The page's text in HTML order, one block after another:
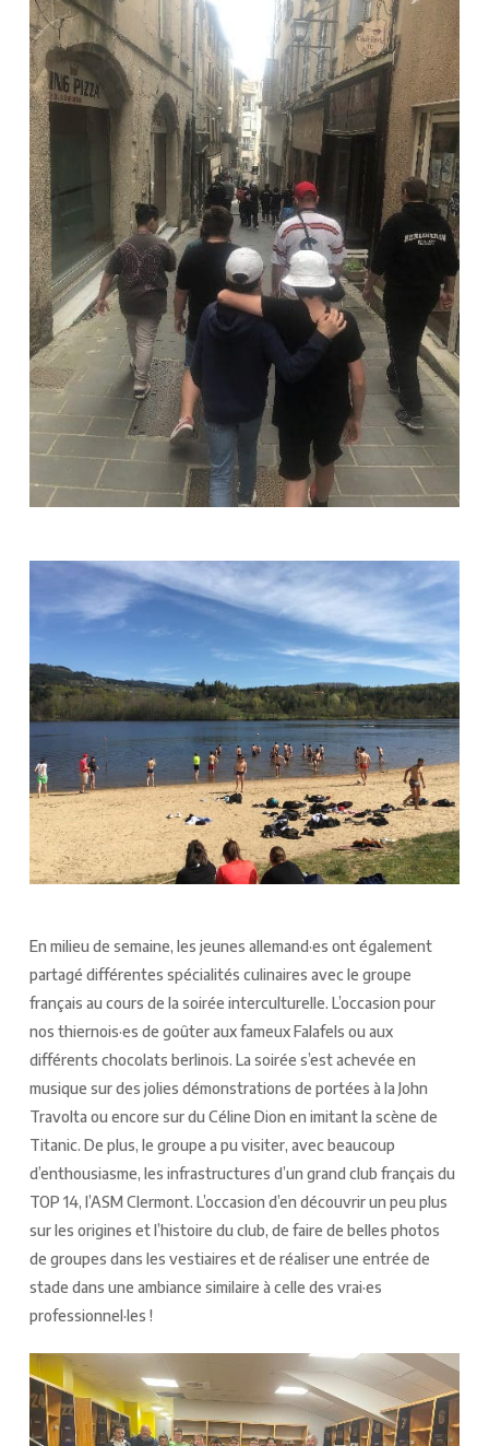
En milieu de semaine, les jeunes allemand·es ont également
partagé différentes spécialités culinaires avec le groupe
français au cours de la soirée interculturelle. L’occasion pour
nos thiernois·es de goûter aux fameux Falafels ou aux
différents chocolats berlinois. La soirée s’est achevée en
musique sur des jolies démonstrations de portées à la John
Travolta ou encore sur du Céline Dion en imitant la scène de
Titanic. De plus, le groupe a pu visiter, avec beaucoup
d’enthousiasme, les infrastructures d’un grand club français du
TOP 14, l’ASM Clermont. L’occasion d’en découvrir un peu plus
sur les origines et l’histoire du club, de faire de belles photos
de groupes dans les vestiaires et de réaliser une entrée de
stade dans une ambiance similaire à celle des vrai·es
professionnel·les !